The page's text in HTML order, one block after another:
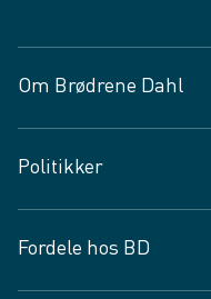
Om Brødrene Dahl
Vagttelefon 30 10 89 89
Spørgsmål og svar
Job og karriere
Fødevarekontrolrapport
Politikker
Privatlivspolitik
Fordele hos BD